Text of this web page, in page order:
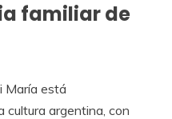
familiar de
María está
cultura argentina, con